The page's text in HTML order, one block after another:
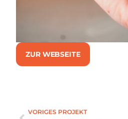
ZUR WEBSEITE
VORIGES PROJEKT